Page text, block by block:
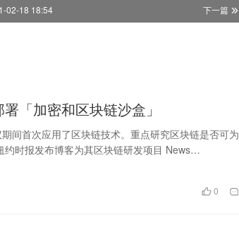
下一篇
02-18 18:54
「加密和区块链沙盒」
间首次应用了区块链技术。重点研究区块链是否可为
时报发布博客为其区块链研发项目 News
0